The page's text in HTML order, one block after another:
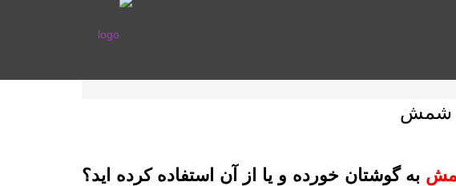
شمش
به گوشتان خورده و یا از آن استفاده کرده اید؟